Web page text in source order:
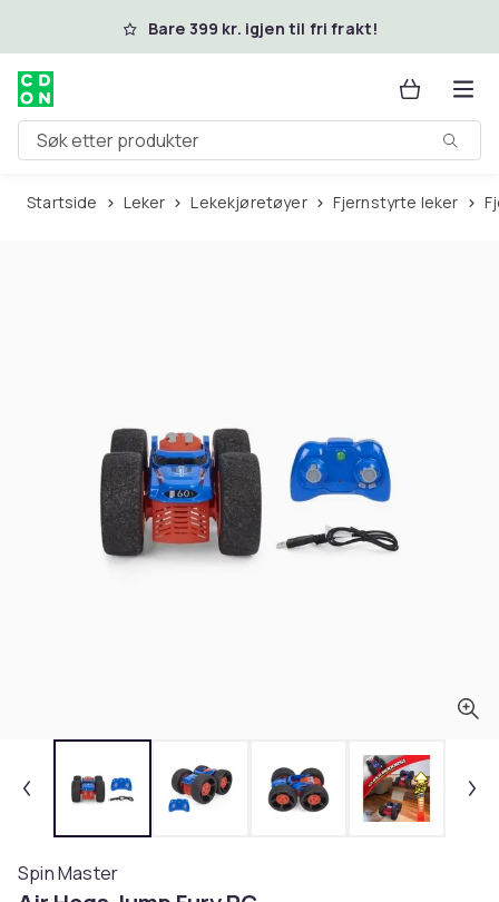
Hopp til hovedinnholdBare 399 kr. igjen til fri frakt!
Søk etter produkter
Startside Leker Lekekjøretøyer Fjernstyrte leker
Spin Master